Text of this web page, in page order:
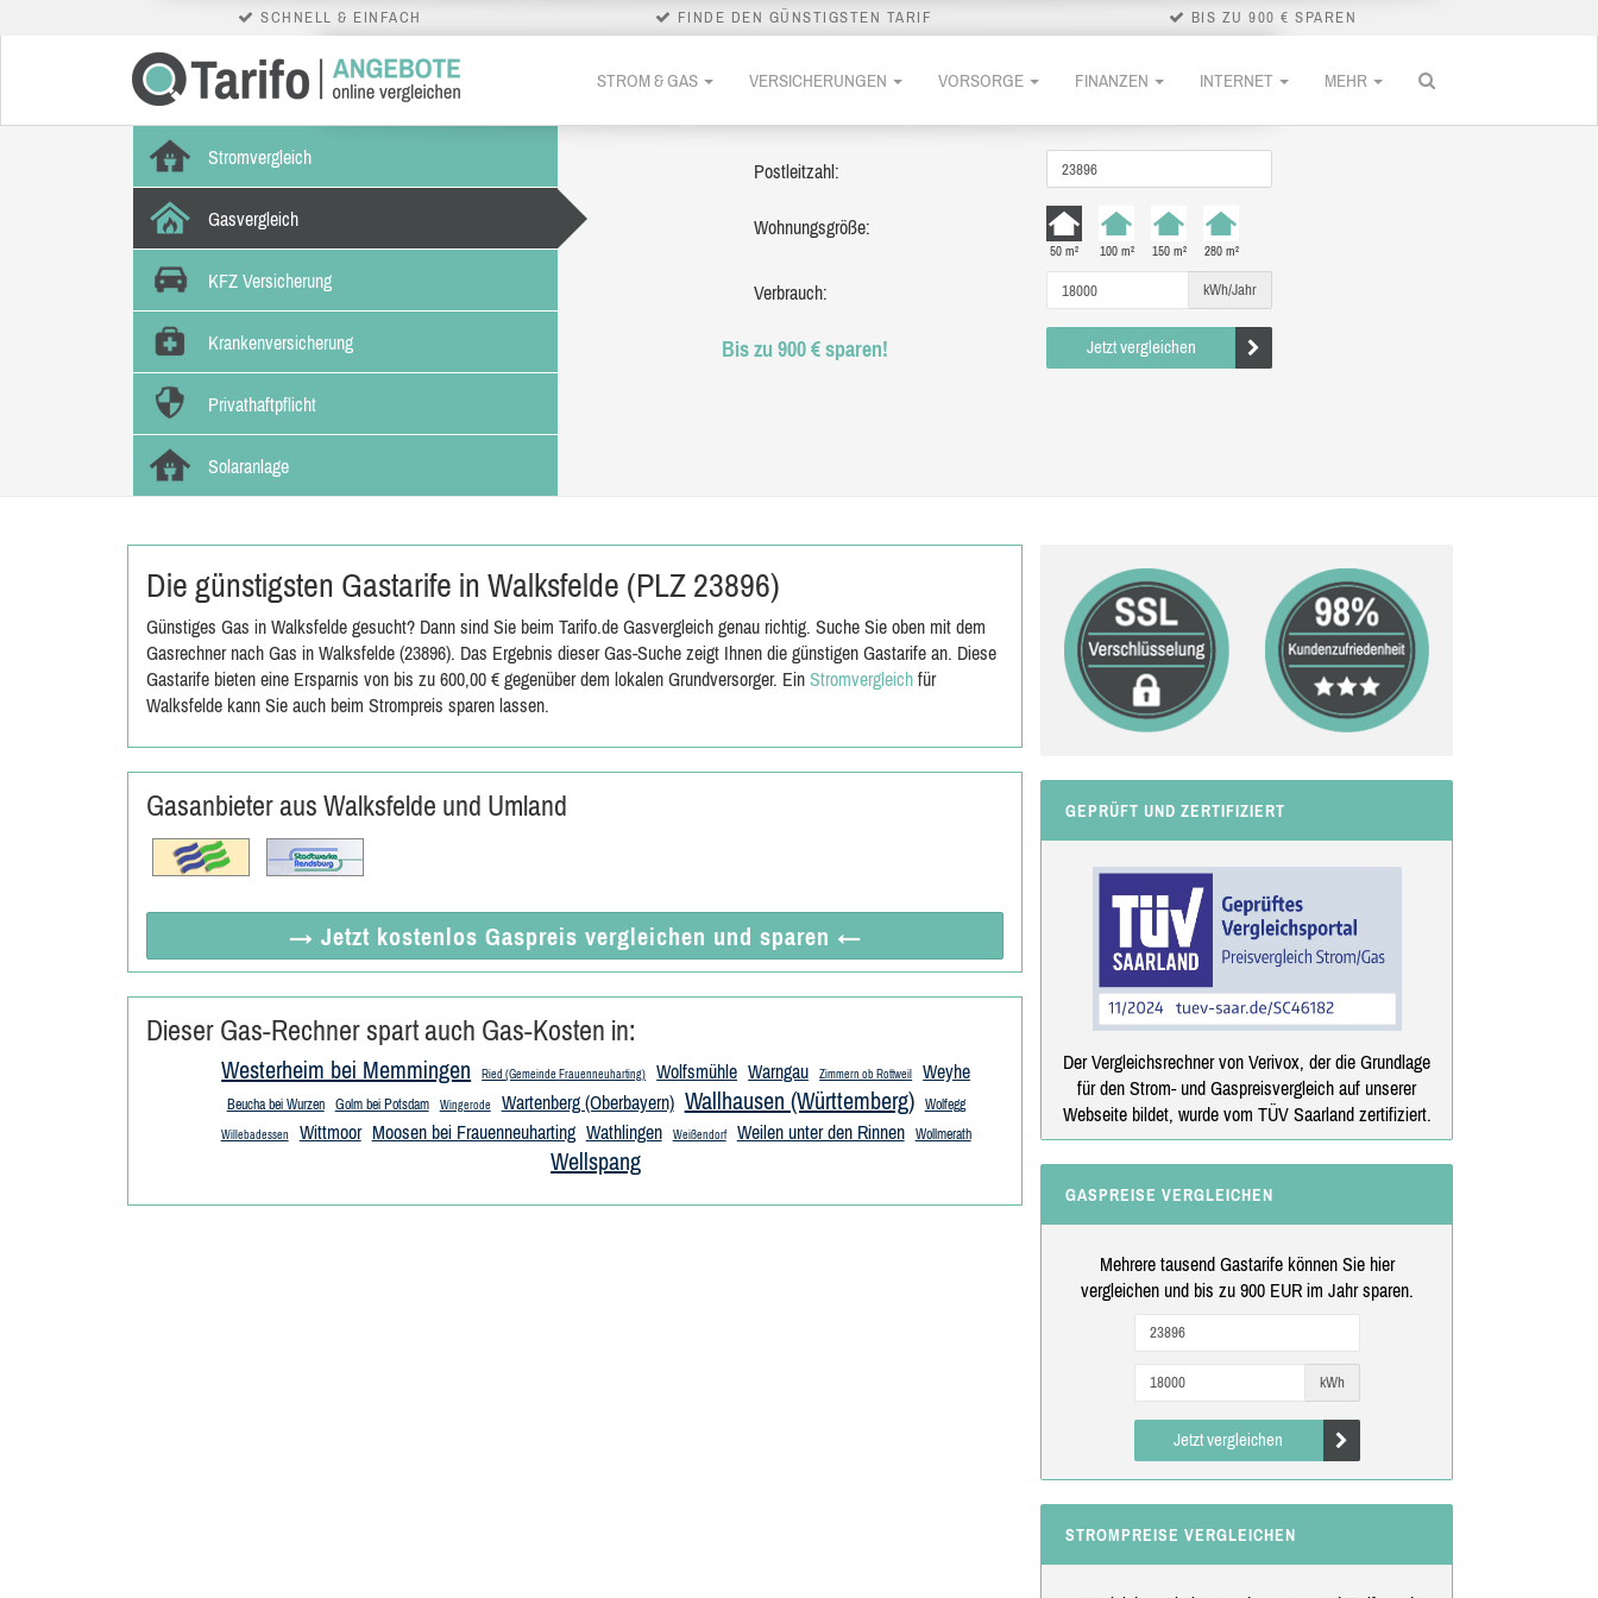
SCHNELL & EINFACH FINDE DEN GÜNSTIGSTEN TARIF BIS ZU 900 € SPAREN
STROM & GAS VERSICHERUNGEN VORSORGE FINANZEN INTERNET MEHR
Stromvergleich
Gasvergleich
KFZ Versicherung
Krankenversicherung
Privathaftpflicht
Solaranlage
Postleitzahl:
Wohnungsgröße:
50 m² 100 m² 150 m² 280 m²
Verbrauch: kWh/Jahr
Bis zu 900 € sparen! Jetzt vergleichen
Die günstigsten Gastarife in Walksfelde (PLZ 23896)
Günstiges Gas in Walksfelde gesucht? Dann sind Sie beim Tarifo.de Gasvergleich genau richtig. Suche Sie oben mit dem
Gasrechner nach Gas in Walksfelde (23896). Das Ergebnis dieser Gas-Suche zeigt Ihnen die günstigen Gastarife an. Diese
Gastarife bieten eine Ersparnis von bis zu 600,00 € gegenüber dem lokalen Grundversorger. Ein Stromvergleich für
Walksfelde kann Sie auch beim Strompreis sparen lassen.
Gasanbieter aus Walksfelde und Umland
→ Jetzt kostenlos Gaspreis vergleichen und sparen ←
Dieser Gas-Rechner spart auch Gas-Kosten in:
Westerheim bei Memmingen Ried (Gemeinde Frauenneuharting) Wolfsmühle Warngau Zimmern ob Rottweil Weyhe
Beucha bei Wurzen Golm bei Potsdam Wingerode Wartenberg (Oberbayern) Wallhausen (Württemberg) Wolfegg
Willebadessen Wittmoor Moosen bei Frauenneuharting Wathlingen Weißendorf Weilen unter den Rinnen Wollmerath
Wellspang
GEPRÜFT UND ZERTIFIZIERT
Der Vergleichsrechner von Verivox, der die Grundlage
für den Strom- und Gaspreisvergleich auf unserer
Webseite bildet, wurde vom TÜV Saarland zertifiziert.
GASPREISE VERGLEICHEN
Mehrere tausend Gastarife können Sie hier
vergleichen und bis zu 900 EUR im Jahr sparen.
kWh
Jetzt vergleichen
STROMPREISE VERGLEICHEN